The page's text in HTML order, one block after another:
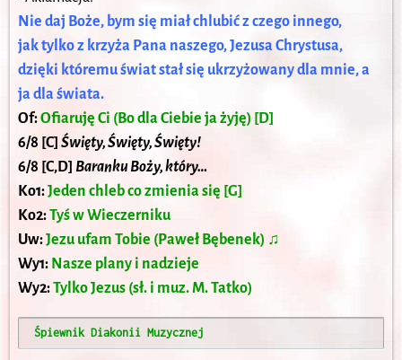
Nie daj Boże, bym się miał chlubić z czego innego,
jak tylko z krzyża Pana naszego, Jezusa Chrystusa,
dzięki któremu świat stał się ukrzyżowany dla mnie, a
ja dla świata.
Of:Ofiaruję Ci (Bo dla Ciebie ja żyję) [D]
6/8 [C]Święty, Święty, Święty!
6/8 [C,D] Baranku Boży, który…
Ko1:Jeden chleb co zmienia się [G]
Ko2:Tyś w Wieczerniku
Uw:Jezu ufam Tobie (Paweł Bębenek) ♫
Wy1: Nasze plany i nadzieje
Wy2:Tylko Jezus (sł. i muz. M. Tatko)
Śpiewnik Diakonii Muzycznej